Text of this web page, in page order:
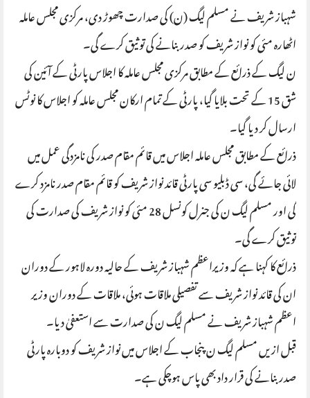
شہباز شریف نے مسلم لیگ (ن) کی صدارت چھوڑ دی، مرکزی مجلس عاملہ
اٹھارہ مئی کو نواز شریف کو صدر بنانے کی توثیق کرے گی۔
ن لیگ کے ذرائع کے مطابق مرکزی مجلس عاملہ کا اجلاس پارٹی کے آئین کی
شق 15 کے تحت بلایا گیا، پارٹی کے تمام ارکان مجلس عاملہ کو اجلاس کا نوٹس
ارسال کر دیا گیا۔
ذرائع کے مطابق مجلس عاملہ اجلاس میں قائم مقام صدر کی نامزدگی عمل میں
لائی جائے گی، سی ڈبلیو سی پارٹی قائد نواز شریف کو قائم مقام صدر نامزد کرے
گی اور مسلم لیگ ن کی جنرل کونسل 28 مئی کو نواز شریف کی صدارت کی
توثیق کرے گی۔
ذرائع کا کہنا ہے کہ وزیراعظم شہباز شریف کے حالیہ دورہ لاہور کے دوران
ان کی قائد نواز شریف سے تفصیلی ملاقات ہوئی، ملاقات کے دوران وزیر
اعظم شہباز شریف نے مسلم لیگ ن کی صدارت سے استعفیٰ دیا۔
قبل ازیں مسلم لیگ ن پنجاب کے اجلاس میں نواز شریف کو دوبارہ پارٹی
صدر بنانے کی قرار داد بھی پاس ہوچکی ہے۔